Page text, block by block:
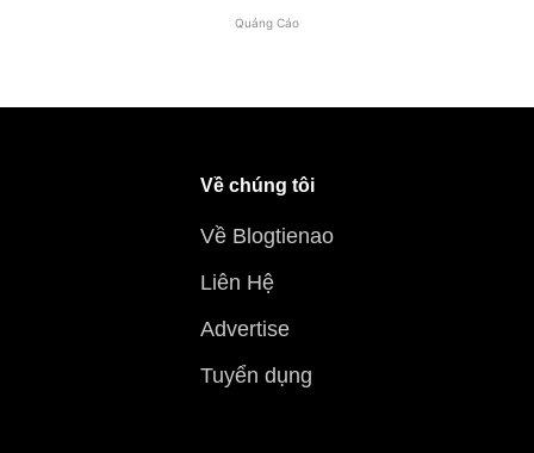
Quảng Cáo
Về chúng tôi
Về Blogtienao
Liên Hệ
Advertise
Tuyển dụng